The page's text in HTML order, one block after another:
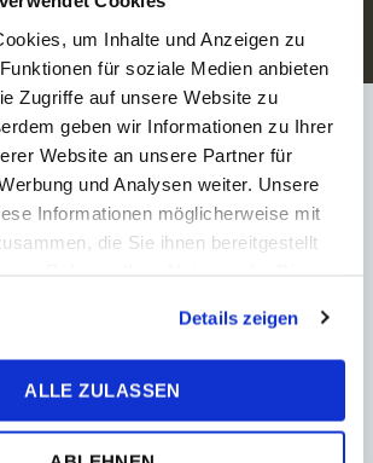
um Inhalte und Anzeigen zu
für soziale Medien anbieten
Zugriffe auf unsere Website zu
geben wir Informationen zu Ihrer
Website an unsere Partner für
und Analysen weiter. Unsere
Informationen möglicherweise mit
die Sie ihnen bereitgestellt
Details zeigen
ALLE ZULASSEN
wir die
mit dem Non-Profit-
Bestandteil unserer
Verantwortung und
Dab...